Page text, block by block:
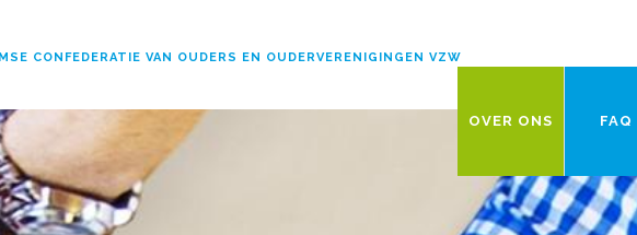
CONFEDERATIE VAN OUDERS EN OUDERVERENIGINGEN VZW
OVER ONS FAQ